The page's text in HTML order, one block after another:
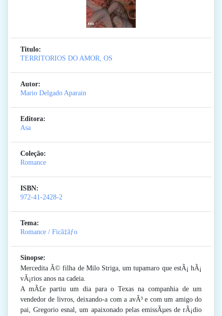
Titulo:
TERRITORIOS DO AMOR, OS
Autor:
Mario Delgado Aparain
Editora:
Asa
Coleção:
Romance
ISBN:
972-41-2428-2
Tema:
Romance / Ficã‡ãƒo
Sinopse:
Mercedita Ã© filha de Milo Striga, um tupamaro que estÃ¡ hÃ¡
vÃ¡rios anos na cadeia.
A mÃ£e partiu um dia para o Texas na companhia de um
vendedor de livros, deixando-a com a avÃ³ e com um amigo do
pai, Gregorio esnal, um apaixonado pelas emissÃµes de rÃ¡dio